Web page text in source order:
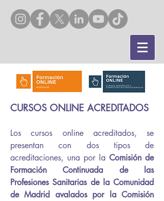
CURSOS ONLINE ACREDITADOS
Los cursos online acreditados, se
presentan con dos tipos de
acreditaciones, una por la Comisión de
Formación Continuada de las
Profesiones Sanitarias de la Comunidad
de Madrid avalados por la Comisión